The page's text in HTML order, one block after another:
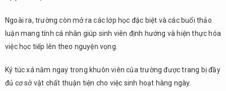
Ngoài ra, trường còn mở ra các lớp học đặc biệt và các buổi thảo
luận mang tính cá nhân giúp sinh viên định hướng và hiện thực hóa
việc học tiếp lên theo nguyện vọng.
Ký túc xá nằm ngay trong khuôn viên của trường được trang bị đầy
đủ cơ sở vật chất thuận tiện cho việc sinh hoạt hàng ngày.